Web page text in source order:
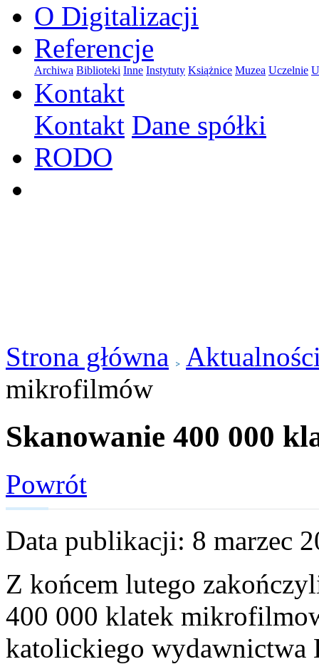
O Digitalizacji
Referencje
Archiwa Biblioteki Inne Instytuty Książnice Muzea Uczelnie
Kontakt
Kontakt Dane spółki
RODO
Strona główna
mikrofilmów
Skanowanie 400 000
Powrót
Data publikacji: 8 marzec
Z końcem lutego
400 000 klatek
katolickiego wydawnictwa